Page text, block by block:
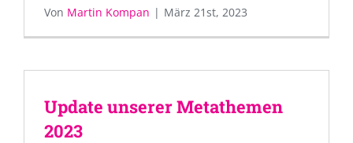
Von Martin Kompan | März 21st, 2023
Update unserer Metathemen
2023